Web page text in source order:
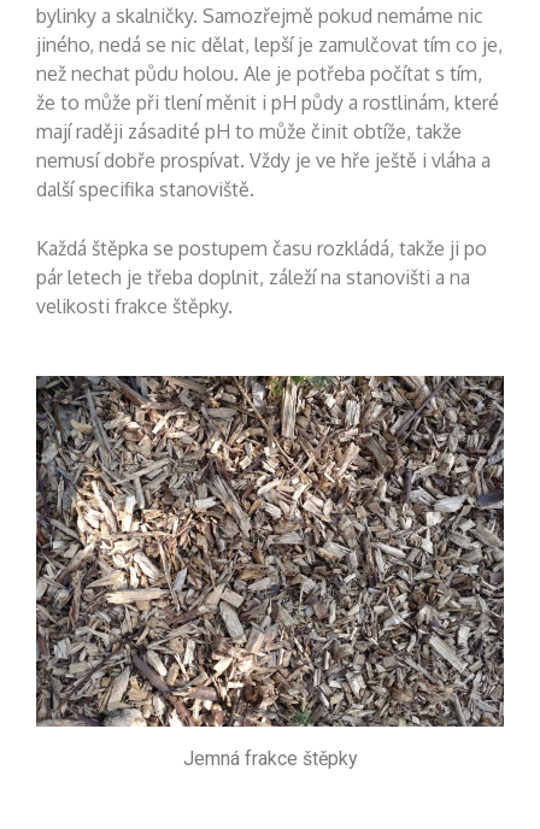
bylinky a skalničky. Samozřejmě pokud nemáme nic
jiného, nedá se nic dělat, lepší je zamulčovat tím co je,
než nechat půdu holou. Ale je potřeba počítat s tím,
že to může při tlení měnit i pH půdy a rostlinám, které
mají raději zásadité pH to může činit obtíže, takže
nemusí dobře prospívat. Vždy je ve hře ještě i vláha a
další specifika stanoviště.
Každá štěpka se postupem času rozkládá, takže ji po
pár letech je třeba doplnit, záleží na stanovišti a na
velikosti frakce štěpky.
Jemná frakce štěpky